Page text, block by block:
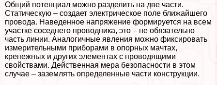
Общий потенциал можно разделить на две части.
Статическую – создает электрическое поле ближайшего
провода. Наведенное напряжение формируется на всем
участке соседнего проводника, это – не обязательно
часть линии. Аналогичные явления можно фиксировать
измерительными приборами в опopных мачтах,
крепежных и других элементах с проводящими
свойствами. Действенная мера безопасности в этом
случае – заземлять определенные части конструкции.